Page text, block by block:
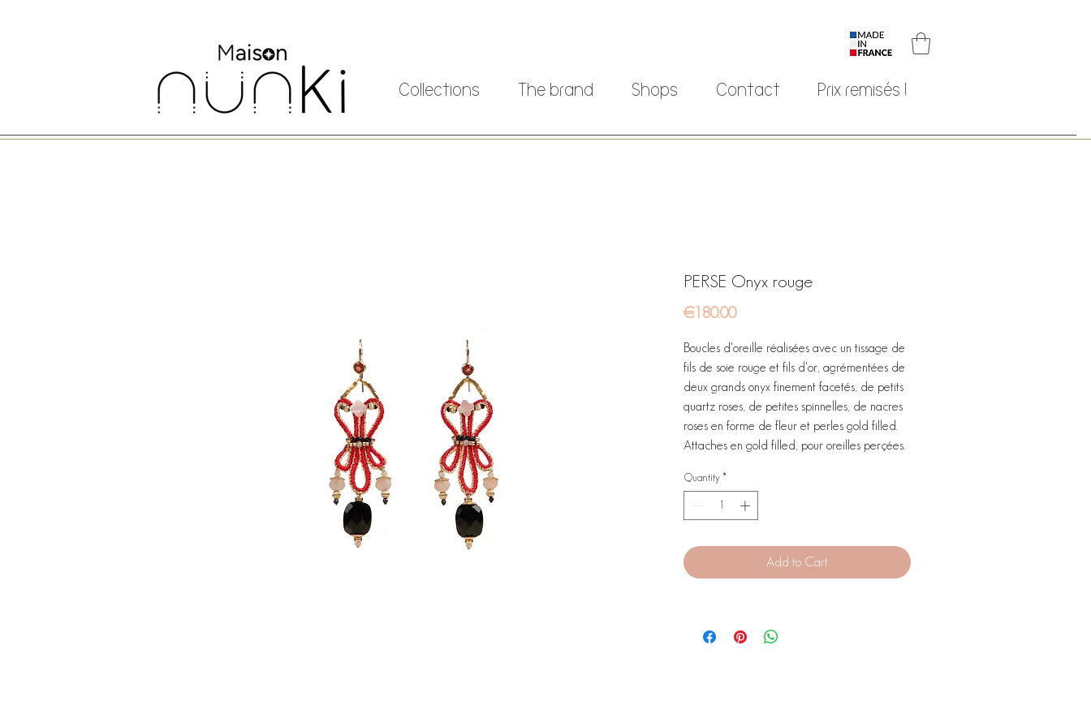
Collections The brand Shops Contact Prix remisés !
PERSE Onyx rouge
€180.00Price
Boucles d'oreille réalisées avec un tissage de
fils de soie rouge et fils d'or, agrémentées de
deux grands onyx finement facetés, de petits
quartz roses, de petites spinnelles, de nacres
roses en forme de fleur et perles gold filled.
Attaches en gold filled, pour oreilles perçées.
Quantity *
Add to Cart